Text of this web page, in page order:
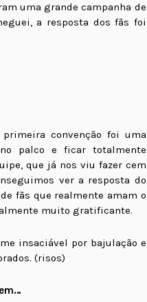
uma grande campanha de
a resposta dos fãs foi
convenção foi uma
palco e ficar totalmente
que já nos viu fazer cem
ver a resposta do
fãs que realmente amam o
muito gratificante.
insaciável por bajulação e
(risos)